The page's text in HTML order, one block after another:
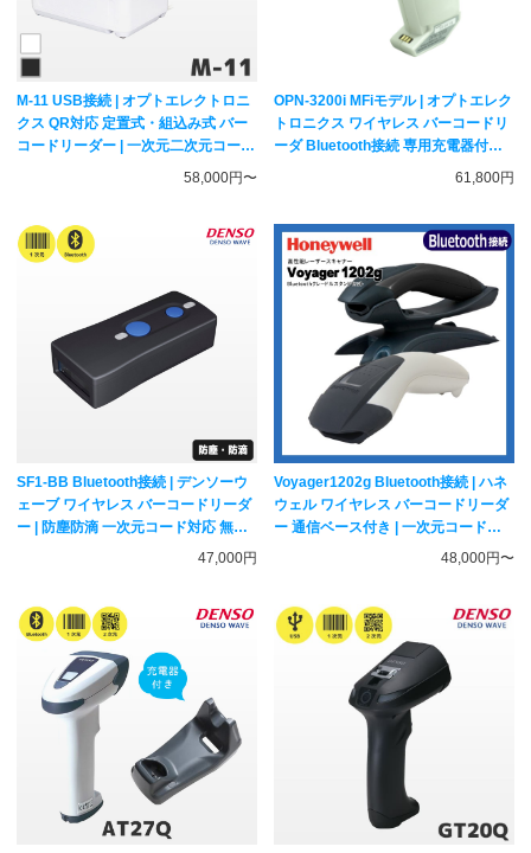
M-11 USB接続 | オプトエレクトロニ
クス QR対応 定置式・組込み式 バー
コードリーダー | 一次元二次元コード
58,000円〜
OPN-3200i MFiモデル | オプトエレク
トロニクス ワイヤレス バーコードリ
ーダ Bluetooth接続 専用充電器付き |
一次元二次元コード対応 データーコ
61,800円
SF1-BB Bluetooth接続 | デンソーウ
ェーブ ワイヤレス バーコードリーダ
ー | 防塵防滴 一次元コード対応 無線
式ハンディスキャナー DENSO
47,000円
Voyager1202g Bluetooth接続 | ハネ
ウェル ワイヤレス バーコードリーダ
ー 通信ベース付き | 一次元コード対
応 レーザー式スキャナー Honeywell
48,000円〜